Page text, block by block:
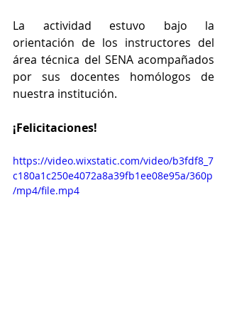
La actividad estuvo bajo la
orientación de los instructores del
área técnica del SENA acompañados
por sus docentes homólogos de
nuestra institución.
¡Felicitaciones!
https://video.wixstatic.com/video/b3fdf8_7
c180a1c250e4072a8a39fb1ee08e95a/360p
/mp4/file.mp4